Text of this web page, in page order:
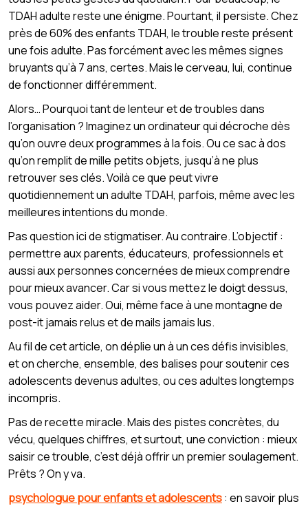
TDAH adulte reste une énigme. Pourtant, il persiste. Chez
près de 60% des enfants TDAH, le trouble reste présent
une fois adulte. Pas forcément avec les mêmes signes
bruyants qu’à 7 ans, certes. Mais le cerveau, lui, continue
de fonctionner différemment.
Alors… Pourquoi tant de lenteur et de troubles dans
l’organisation ? Imaginez un ordinateur qui décroche dès
qu’on ouvre deux programmes à la fois. Ou ce sac à dos
qu’on remplit de mille petits objets, jusqu’à ne plus
retrouver ses clés. Voilà ce que peut vivre
quotidiennement un adulte TDAH, parfois, même avec les
meilleures intentions du monde.
Pas question ici de stigmatiser. Au contraire. L’objectif :
permettre aux parents, éducateurs, professionnels et
aussi aux personnes concernées de mieux comprendre
pour mieux avancer. Car si vous mettez le doigt dessus,
vous pouvez aider. Oui, même face à une montagne de
post-it jamais relus et de mails jamais lus.
Au fil de cet article, on déplie un à un ces défis invisibles,
et on cherche, ensemble, des balises pour soutenir ces
adolescents devenus adultes, ou ces adultes longtemps
incompris.
Pas de recette miracle. Mais des pistes concrètes, du
vécu, quelques chiffres, et surtout, une conviction : mieux
saisir ce trouble, c’est déjà offrir un premier soulagement.
Prêts ? On y va.
psychologue pour enfants et adolescents: en savoir plus